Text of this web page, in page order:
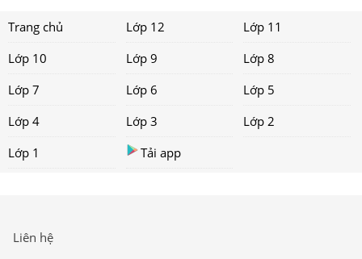
Trang chủ Lớp 12
Lớp 11
Lớp 10
Lớp 9
Lớp 8
Lớp 7
Lớp 6
Lớp 5
Lớp 4
Lớp 3
Lớp 2
Lớp 1
Tải app
Liên hệ